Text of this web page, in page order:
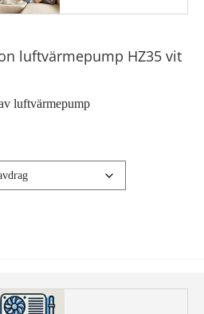
luftvärmepump HZ35 vit
luftvärmepump